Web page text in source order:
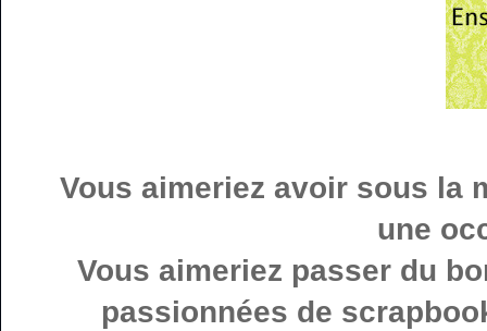
Vous aimeriez avoir sous la
une
Vous aimeriez passer du
passionnées de